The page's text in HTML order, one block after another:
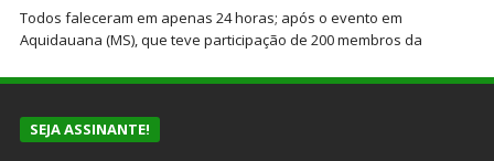
Todos faleceram em apenas 24 horas; após o evento em
Aquidauana (MS), que teve participação de 200 membros da
SEJA ASSINANTE!